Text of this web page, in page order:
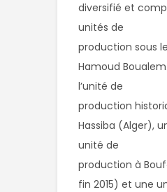
diversifié et
unités de
production sous
Hamoud
l’unité de
production
Hassiba (Alger),
unité de
production à
fin 2015) et une